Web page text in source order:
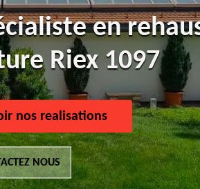
en
Riex 1097
nos realisations
NOUS